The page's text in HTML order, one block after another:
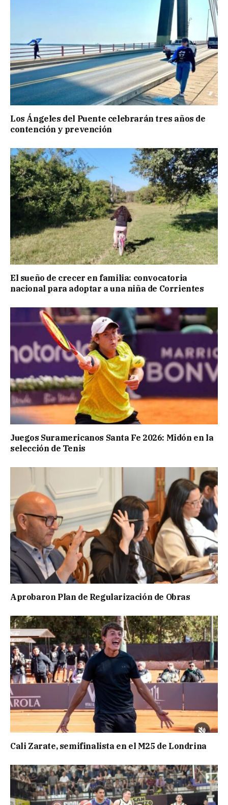
Los Ángeles del Puente celebrarán tres años de
contención y prevención
El sueño de crecer en familia: convocatoria
nacional para adoptar a una niña de Corrientes
Juegos Suramericanos Santa Fe 2026: Midón en la
selección de Tenis
Aprobaron Plan de Regularización de Obras
Cali Zarate, semifinalista en el M25 de Londrina